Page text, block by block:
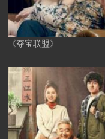
《夺宝联盟》